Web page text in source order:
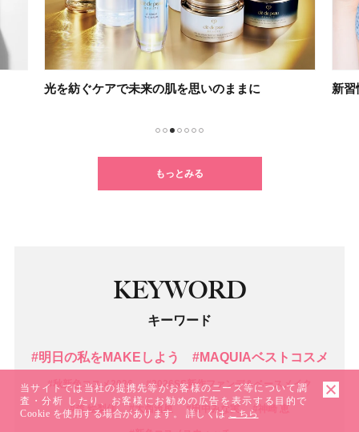
光を紡ぐケアで未来の肌を思いのままに 新習
もっとみる
KEYWORD
キーワード
#明日の私をMAKEしよう #MAQUIAベストコスメ
#秋新色コスメ2026 #2026SS新作ファンデ＆ベースメイク
#森 絵梨佳 #大西流星 #田中みな実 #神崎 恵
当サイトでは当社の提携先等がお客様のニーズ等について調
査・分析 したり、お客様にお勧めの広告を表示する目的で
Cookie を使用する場合があります。 詳しくは こちら